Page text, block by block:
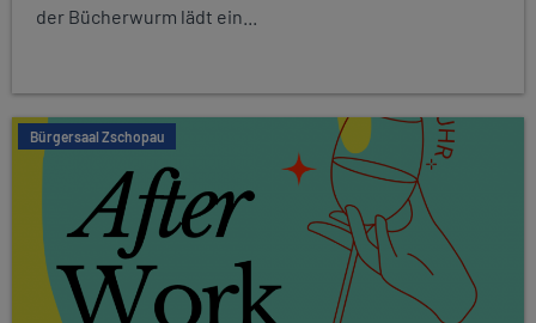
der Bücherwurm lädt ein...
Bürgersaal Zschopau